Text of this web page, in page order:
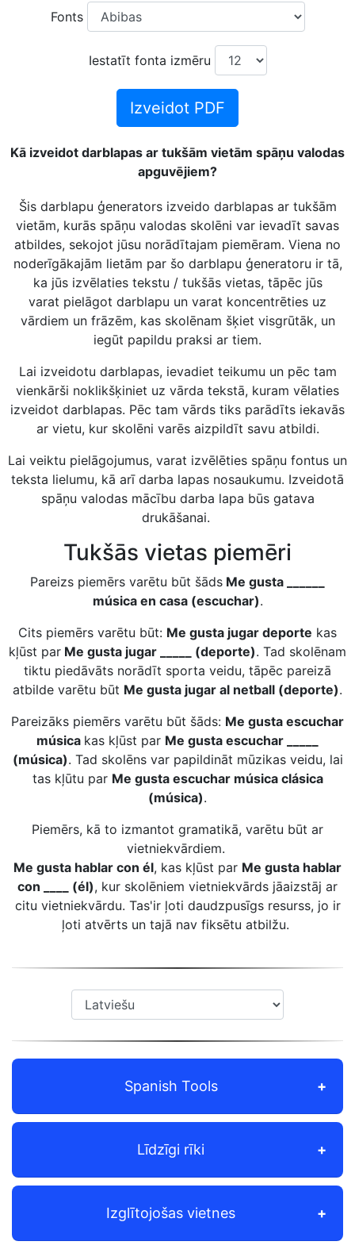
Fonts
Iestatīt fonta izmēru
Izveidot PDF
Kā izveidot darblapas ar tukšām vietām spāņu valodas
apguvējiem?
Šis darblapu ģenerators izveido darblapas ar tukšām
vietām, kurās spāņu valodas skolēni var ievadīt savas
atbildes, sekojot jūsu norādītajam piemēram. Viena no
noderīgākajām lietām par šo darblapu ģeneratoru ir tā,
ka jūs izvēlaties tekstu / tukšās vietas, tāpēc jūs
varat pielāgot darblapu un varat koncentrēties uz
vārdiem un frāzēm, kas skolēnam šķiet visgrūtāk, un
iegūt papildu praksi ar tiem.
Lai izveidotu darblapas, ievadiet teikumu un pēc tam
vienkārši noklikšķiniet uz vārda tekstā, kuram vēlaties
izveidot darblapas. Pēc tam vārds tiks parādīts iekavās
ar vietu, kur skolēni varēs aizpildīt savu atbildi.
Lai veiktu pielāgojumus, varat izvēlēties spāņu fontus un
teksta lielumu, kā arī darba lapas nosaukumu. Izveidotā
spāņu valodas mācību darba lapa būs gatava
drukāšanai.
Tukšās vietas piemēri
Pareizs piemērs varētu būt šāds Me gusta ______
música en casa (escuchar).
Cits piemērs varētu būt: Me gusta jugar deporte kas
kļūst par Me gusta jugar _____ (deporte). Tad skolēnam
tiktu piedāvāts norādīt sporta veidu, tāpēc pareizā
atbilde varētu būt Me gusta jugar al netball (deporte).
Pareizāks piemērs varētu būt šāds: Me gusta escuchar
música kas kļūst par Me gusta escuchar _____
(música). Tad skolēns var papildināt mūzikas veidu, lai
tas kļūtu par Me gusta escuchar música clásica
(música).
Piemērs, kā to izmantot gramatikā, varētu būt ar
vietniekvārdiem.
Me gusta hablar con él, kas kļūst par Me gusta hablar
con ____ (él), kur skolēniem vietniekvārds jāaizstāj ar
citu vietniekvārdu. Tas'ir ļoti daudzpusīgs resurss, jo ir
ļoti atvērts un tajā nav fiksētu atbilžu.
Spanish Tools
Līdzīgi rīki
Izglītojošas vietnes